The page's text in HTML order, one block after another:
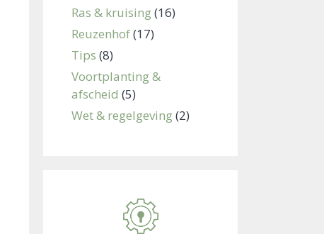
Ras & kruising(16)
Reuzenhof(17)
Tips (8)
Voortplanting &
afscheid (5)
Wet & regelgeving(2)